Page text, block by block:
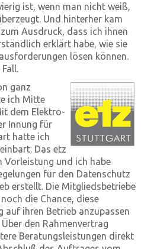
ist, wenn man nicht weiß,
Und hinterher kam
Ausdruck, dass ich ihnen
erklärt habe, wie sie
lösen können.
ganz
ich Mitte
dem Elektro-
Innung für
hatte ich
Das etz
Vorleistung und ich habe
für den Datenschutz
erstellt. Die Mitgliedsbetriebe
die Chance, diese
auf ihren Betrieb anzupassen
den Rahmenvertrag
Beratungsleistungen direkt